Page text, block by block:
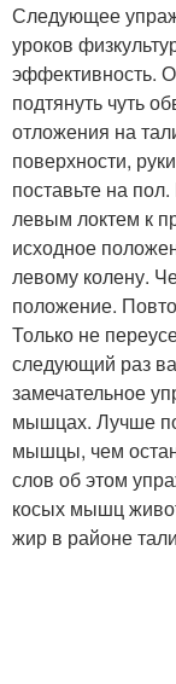
Следующее
уроков
эффективность.
подтянуть чуть
отложения на
поверхности,
поставьте на
левым локтем к
исходное
левому колену.
положение.
Только не
следующий раз
замечательное
мышцах. Лучше
мышцы, чем
слов об этом
косых мышц
жир в районе